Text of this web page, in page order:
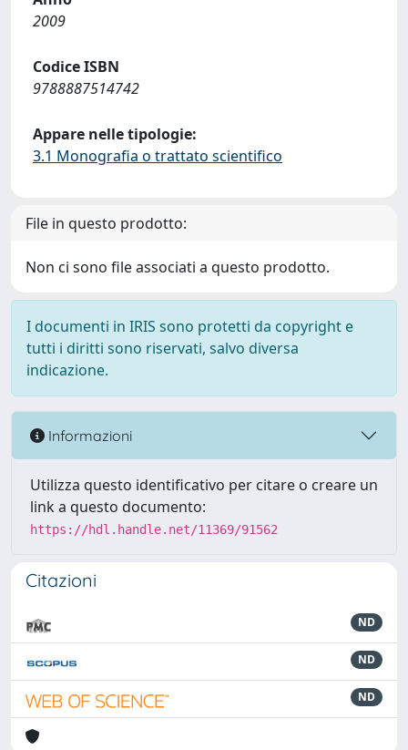
2009
Codice ISBN
9788887514742
Appare nelle tipologie:
3.1 Monografia o trattato scientifico
File in questo prodotto:
Non ci sono file associati a questo prodotto.
I documenti in IRIS sono protetti da copyright e
tutti i diritti sono riservati, salvo diversa
indicazione.
Informazioni
Utilizza questo identificativo per citare o creare un
link a questo documento:
https://hdl.handle.net/11369/91562
Citazioni
ND
ND
ND